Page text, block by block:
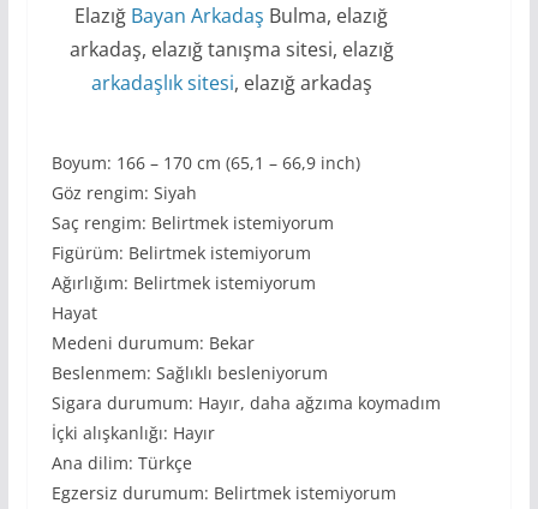
Elazığ Bayan Arkadaş Bulma, elazığ
arkadaş, elazığ tanışma sitesi, elazığ
arkadaşlık sitesi, elazığ arkadaş
Boyum: 166 – 170 cm (65,1 – 66,9 inch)
Göz rengim: Siyah
Saç rengim: Belirtmek istemiyorum
Figürüm: Belirtmek istemiyorum
Ağırlığım: Belirtmek istemiyorum
Hayat
Medeni durumum: Bekar
Beslenmem: Sağlıklı besleniyorum
Sigara durumum: Hayır, daha ağzıma koymadım
İçki alışkanlığı: Hayır
Ana dilim: Türkçe
Egzersiz durumum: Belirtmek istemiyorum